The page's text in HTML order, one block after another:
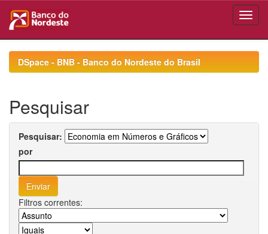
navigationDSpace - BNB - Banco do Nordeste do Brasil
Pesquisar
Pesquisar:
por
Filtros correntes: